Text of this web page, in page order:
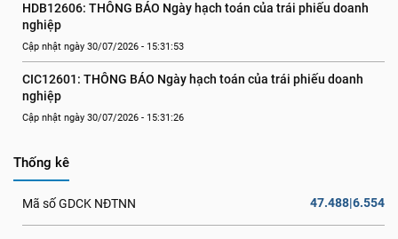
HDB12606: THÔNG BÁO Ngày hạch toán của trái phiếu doanh
nghiệp
Cập nhật ngày 30/07/2026 - 15:31:53
CIC12601: THÔNG BÁO Ngày hạch toán của trái phiếu doanh
nghiệp
Cập nhật ngày 30/07/2026 - 15:31:26
Thống kê
Mã số GDCK NĐTNN 47.488|6.554